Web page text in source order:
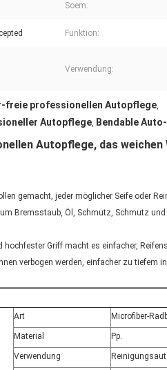
Soem:
Funktion:
Verwendung:
freie professionellen Autopflege,
Autopflege, Bendable
Autopflege, das
gemacht, jeder möglicher Seife oder
Bremsstaub, Öl, Schmutz, Schmutz
Griff macht es einfacher,
verbogen werden, einfacher zu tiefem
Art Microfiber-
Material Pp.
Verwendung